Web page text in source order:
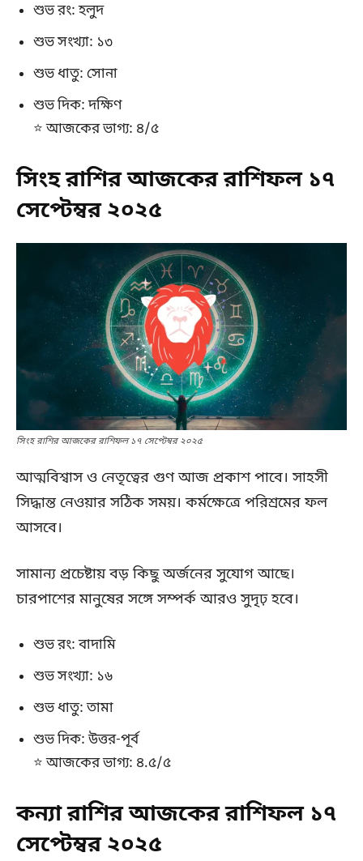
শুভ রং: হলুদ
শুভ সংখ্যা: ১৩
শুভ ধাতু: সোনা
শুভ দিক: দক্ষিণ
⭐ আজকের ভাগ্য: ৪/৫
সিংহ রাশির আজকের রাশিফল ১৭
সেপ্টেম্বর ২০২৫
সিংহ রাশির আজকের রাশিফল ১৭ সেপ্টেম্বর ২০২৫
আত্মবিশ্বাস ও নেতৃত্বের গুণ আজ প্রকাশ পাবে। সাহসী
সিদ্ধান্ত নেওয়ার সঠিক সময়। কর্মক্ষেত্রে পরিশ্রমের ফল
আসবে।
সামান্য প্রচেষ্টায় বড় কিছু অর্জনের সুযোগ আছে।
চারপাশের মানুষের সঙ্গে সম্পর্ক আরও সুদৃঢ় হবে।
শুভ রং: বাদামি
শুভ সংখ্যা: ১৬
শুভ ধাতু: তামা
শুভ দিক: উত্তর-পূর্ব
⭐ আজকের ভাগ্য: ৪.৫/৫
কন্যা রাশির আজকের রাশিফল ১৭
সেপ্টেম্বর ২০২৫